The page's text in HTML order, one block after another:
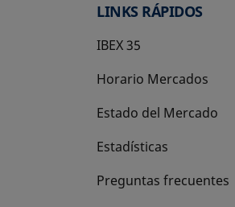
LINKS RÁPIDOS
IBEX 35
Horario Mercados
Estado del Mercado
Estadísticas
Preguntas frecuentes